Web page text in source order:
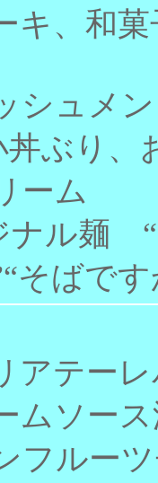
キ、和菓
シュメ
丼ぶり、
ーム
ナル麺 “
そばで
アテー
ムソー
フルー